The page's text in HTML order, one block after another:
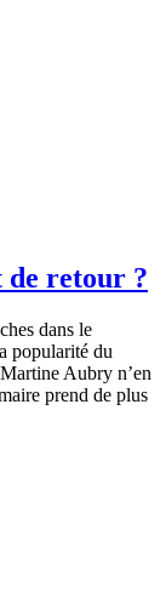
retour ?
dans le
popularité du
Aubry n’en
prend de plus